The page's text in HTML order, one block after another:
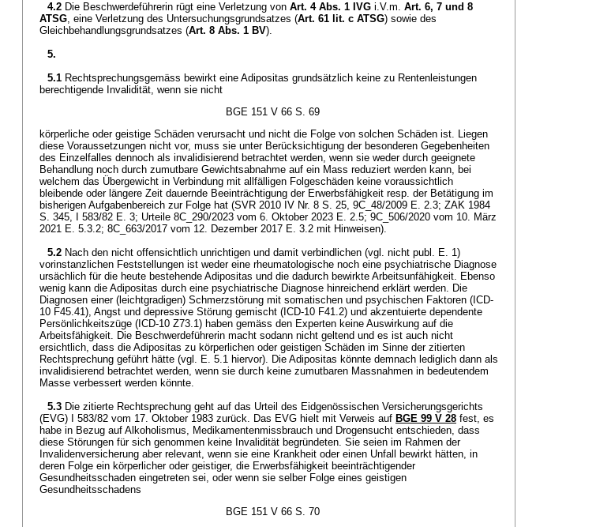
4.2 Die Beschwerdeführerin rügt eine Verletzung von Art. 4 Abs. 1 IVG i.V.m. Art. 6, 7 und 8
ATSG, eine Verletzung des Untersuchungsgrundsatzes (Art. 61 lit. c ATSG) sowie des
Gleichbehandlungsgrundsatzes (Art. 8 Abs. 1 BV).
5.
5.1 Rechtsprechungsgemäss bewirkt eine Adipositas grundsätzlich keine zu Rentenleistungen
berechtigende Invalidität, wenn sie nicht
BGE 151 V 66 S. 69
körperliche oder geistige Schäden verursacht und nicht die Folge von solchen Schäden ist. Liegen
diese Voraussetzungen nicht vor, muss sie unter Berücksichtigung der besonderen Gegebenheiten
des Einzelfalles dennoch als invalidisierend betrachtet werden, wenn sie weder durch geeignete
Behandlung noch durch zumutbare Gewichtsabnahme auf ein Mass reduziert werden kann, bei
welchem das Übergewicht in Verbindung mit allfälligen Folgeschäden keine voraussichtlich
bleibende oder längere Zeit dauernde Beeinträchtigung der Erwerbsfähigkeit resp. der Betätigung im
bisherigen Aufgabenbereich zur Folge hat (SVR 2010 IV Nr. 8 S. 25, 9C_48/2009 E. 2.3; ZAK 1984
S. 345, I 583/82 E. 3; Urteile 8C_290/2023 vom 6. Oktober 2023 E. 2.5; 9C_506/2020 vom 10. März
2021 E. 5.3.2; 8C_663/2017 vom 12. Dezember 2017 E. 3.2 mit Hinweisen).
5.2 Nach den nicht offensichtlich unrichtigen und damit verbindlichen (vgl. nicht publ. E. 1)
vorinstanzlichen Feststellungen ist weder eine rheumatologische noch eine psychiatrische Diagnose
ursächlich für die heute bestehende Adipositas und die dadurch bewirkte Arbeitsunfähigkeit. Ebenso
wenig kann die Adipositas durch eine psychiatrische Diagnose hinreichend erklärt werden. Die
Diagnosen einer (leichtgradigen) Schmerzstörung mit somatischen und psychischen Faktoren (ICD-
10 F45.41), Angst und depressive Störung gemischt (ICD-10 F41.2) und akzentuierte dependente
Persönlichkeitszüge (ICD-10 Z73.1) haben gemäss den Experten keine Auswirkung auf die
Arbeitsfähigkeit. Die Beschwerdeführerin macht sodann nicht geltend und es ist auch nicht
ersichtlich, dass die Adipositas zu körperlichen oder geistigen Schäden im Sinne der zitierten
Rechtsprechung geführt hätte (vgl. E. 5.1 hiervor). Die Adipositas könnte demnach lediglich dann als
invalidisierend betrachtet werden, wenn sie durch keine zumutbaren Massnahmen in bedeutendem
Masse verbessert werden könnte.
5.3 Die zitierte Rechtsprechung geht auf das Urteil des Eidgenössischen Versicherungsgerichts
(EVG) I 583/82 vom 17. Oktober 1983 zurück. Das EVG hielt mit Verweis auf BGE 99 V 28 fest, es
habe in Bezug auf Alkoholismus, Medikamentenmissbrauch und Drogensucht entschieden, dass
diese Störungen für sich genommen keine Invalidität begründeten. Sie seien im Rahmen der
Invalidenversicherung aber relevant, wenn sie eine Krankheit oder einen Unfall bewirkt hätten, in
deren Folge ein körperlicher oder geistiger, die Erwerbsfähigkeit beeinträchtigender
Gesundheitsschaden eingetreten sei, oder wenn sie selber Folge eines geistigen
Gesundheitsschadens
BGE 151 V 66 S. 70